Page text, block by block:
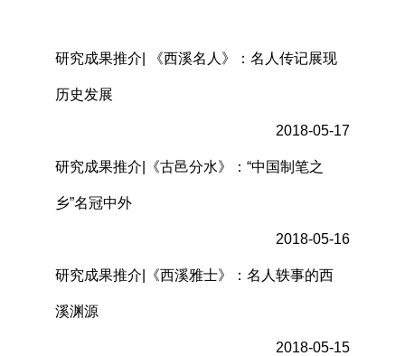
研究成果推介| 《西溪名人》：名人传记展现
历史发展
2018-05-17
研究成果推介|《古邑分水》：“中国制笔之
乡”名冠中外
2018-05-16
研究成果推介|《西溪雅士》：名人轶事的西
溪渊源
2018-05-15